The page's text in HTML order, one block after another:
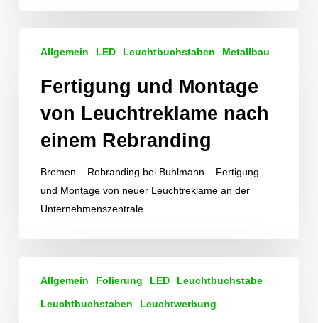
Leuchtreklame
einem
Rebranding
Allgemein LED Leuchtbuchstaben Metallbau
Fertigung und Montage
von Leuchtreklame nach
einem Rebranding
Bremen – Rebranding bei Buhlmann – Fertigung
und Montage von neuer Leuchtreklame an der
Unternehmenszentrale…
Leuchtreklame
Allgemein Folierung LED Leuchtbuchstabe
Leuchtbuchstaben Leuchtwerbung